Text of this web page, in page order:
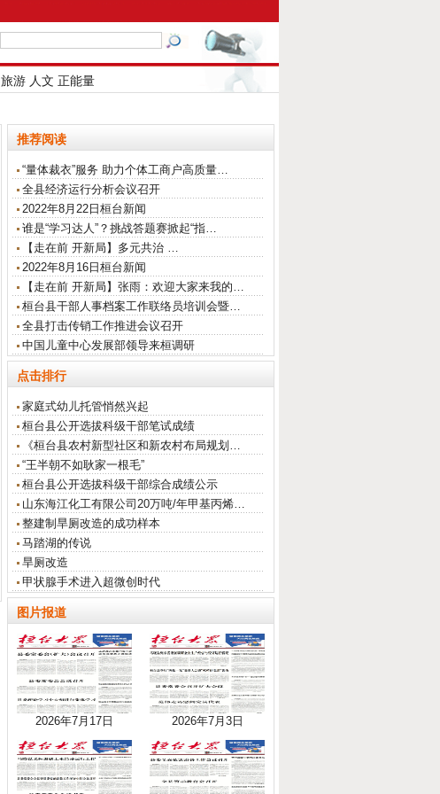
旅游 人文 正能量
推荐阅读
“量体裁衣”服务 助力个体工商户高质量…
全县经济运行分析会议召开
2022年8月22日桓台新闻
谁是“学习达人”？挑战答题赛掀起“指…
【走在前 开新局】多元共治 …
2022年8月16日桓台新闻
【走在前 开新局】张雨：欢迎大家来我的…
桓台县干部人事档案工作联络员培训会暨…
全县打击传销工作推进会议召开
中国儿童中心发展部领导来桓调研
点击排行
家庭式幼儿托管悄然兴起
桓台县公开选拔科级干部笔试成绩
《桓台县农村新型社区和新农村布局规划…
“王半朝不如耿家一根毛”
桓台县公开选拔科级干部综合成绩公示
山东海江化工有限公司20万吨/年甲基丙烯…
整建制旱厕改造的成功样本
马踏湖的传说
旱厕改造
甲状腺手术进入超微创时代
图片报道
2026年7月17日 2026年7月3日